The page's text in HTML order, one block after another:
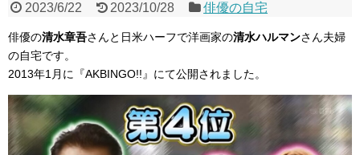
2023/6/22 2023/10/28 俳優の自宅
俳優の清水章吾さんと日米ハーフで洋画家の清水ハルマンさん夫婦
の自宅です。
2013年1月に『AKBINGO!!』にて公開されました。